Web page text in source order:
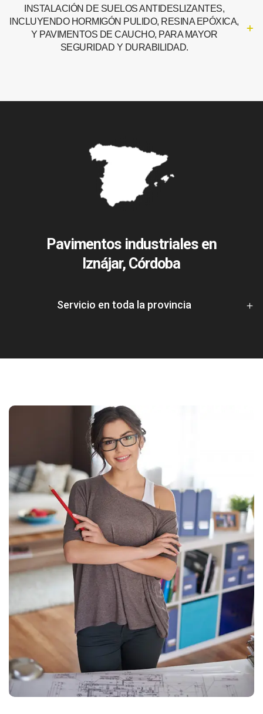
INSTALACIÓN DE SUELOS ANTIDESLIZANTES,
INCLUYENDO HORMIGÓN PULIDO, RESINA EPÓXICA,
Y PAVIMENTOS DE CAUCHO, PARA MAYOR
SEGURIDAD Y DURABILIDAD.
Pavimentos industriales en
Iznájar, Córdoba
Servicio en toda la provincia